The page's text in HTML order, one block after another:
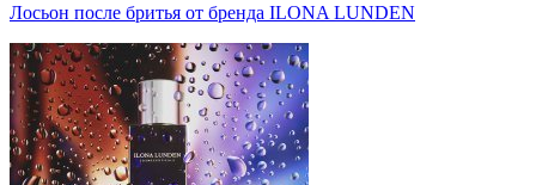
Лосьон после бритья от бренда ILONA LUNDEN